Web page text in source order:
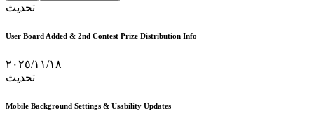
تحديث
User Board Added & 2nd Contest Prize Distribution Info
١٨‏/١١‏/٢٠٢٥
تحديث
Mobile Background Settings & Usability Updates